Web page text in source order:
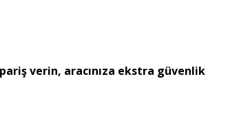
verin, aracınıza ekstra güvenlik